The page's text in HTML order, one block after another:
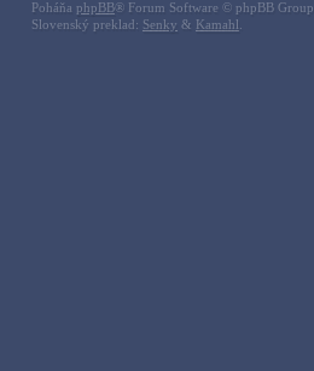
Poháňa phpBB® Forum Software © phpBB Group
Slovenský preklad: Senky & Kamahl